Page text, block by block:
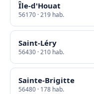
Île-d'Houat
56170 · 219 hab.
Saint-Léry
56430 · 210 hab.
Sainte-Brigitte
56480 · 178 hab.